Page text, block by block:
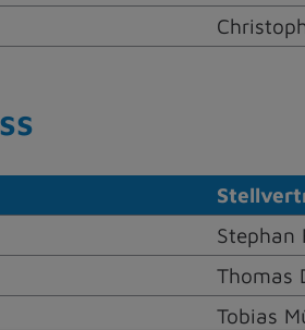
Stephan
Thomas
Tobias